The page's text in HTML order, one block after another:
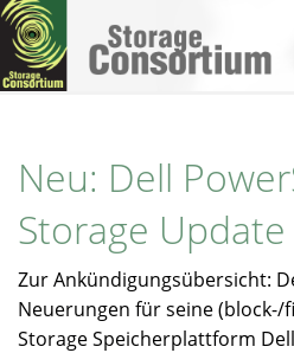
Direkt
zum
Inhalt
Neu: Dell
Storage
Zur Ankündigungsübersicht:
Neuerungen für seine (block-/
Storage Speicherplattform